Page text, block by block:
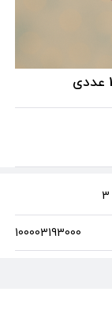
100003193000